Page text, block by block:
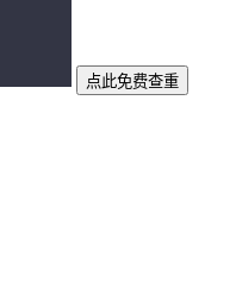
点此免费查重